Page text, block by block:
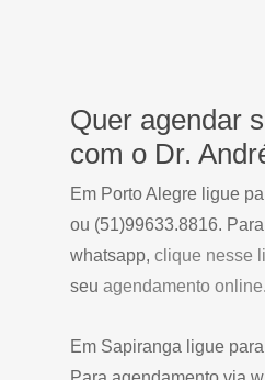
Quer agendar
com o Dr.
Em Porto Alegre ligue
ou (51)99633.8816.
whatsapp, clique nesse
seu agendamento online.
Em Sapiranga ligue